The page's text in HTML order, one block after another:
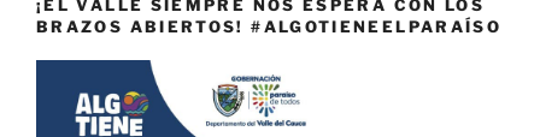
¡EL VALLE SIEMPRE NOS ESPERA CON LOS
BRAZOS ABIERTOS! #ALGOTIENEELPARAÍSO